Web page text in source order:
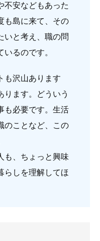
不安などもあった
も島に来て、その
いと考え、職の問
るのです。
も沢山あります
ります。どういう
も必要です。生活
のことなど、この
も、ちょっと興味
らしを理解してほ